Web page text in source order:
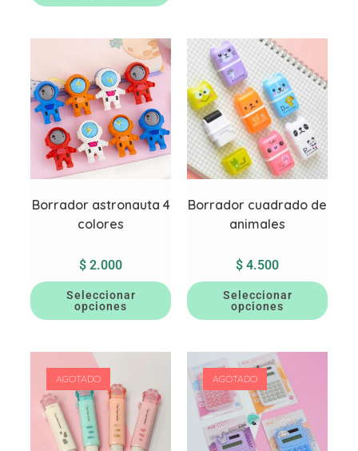
Borrador astronauta 4
colores
$ 2.000
Seleccionar
opciones
Borrador cuadrado de
animales
$ 4.500
Seleccionar
opciones
AGOTADO AGOTADO